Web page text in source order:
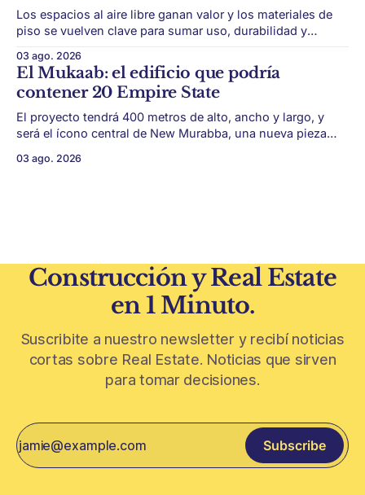
Los espacios al aire libre ganan valor y los materiales de
piso se vuelven clave para sumar uso, durabilidad y
y terrazas se volvieron protagonistas de la vivienda.
Después de años en los que el exterior era visto como un
plus,
03 ago. 2026
El Mukaab: el edificio que podría
contener 20 Empire State
El proyecto tendrá 400 metros de alto, ancho y largo, y
será el ícono central de New Murabba, una nueva pieza
avanza con una de las obras más ambiciosas del
03 ago. 2026
Construcción y Real Estate
en 1 Minuto.
Suscribite a nuestro newsletter y recibí noticias
cortas sobre Real Estate. Noticias que sirven
para tomar decisiones.
Subscribe